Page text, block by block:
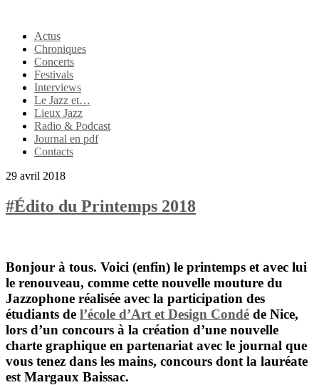
Actus
Chroniques
Concerts
Festivals
Interviews
Le Jazz et…
Lieux Jazz
Radio & Podcast
Journal en pdf
Contacts
29 avril 2018
#Édito du Printemps 2018
Bonjour à tous. Voici (enfin) le printemps et avec lui
le renouveau, comme cette nouvelle mouture du
Jazzophone réalisée avec la participation des
étudiants de l’école d’Art et Design Condé de Nice,
lors d’un concours à la création d’une nouvelle
charte graphique en partenariat avec le journal que
vous tenez dans les mains, concours dont la lauréate
est Margaux Baissac.